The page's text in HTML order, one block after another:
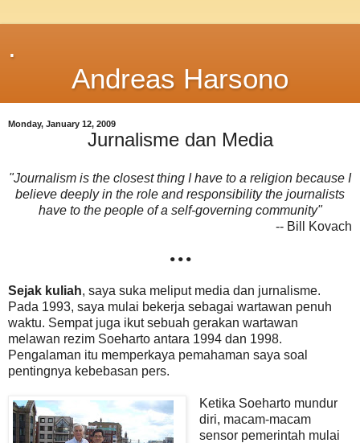
.
Andreas Harsono
Monday, January 12, 2009
Jurnalisme dan Media
"Journalism is the closest thing I have to a religion because I
believe deeply in the role and responsibility the journalists
have to the people of a self-governing community"
-- Bill Kovach
• • •
Sejak kuliah, saya suka meliput media dan jurnalisme.
Pada 1993, saya mulai bekerja sebagai wartawan penuh
waktu. Sempat juga ikut sebuah gerakan wartawan
melawan rezim Soeharto antara 1994 dan 1998.
Pengalaman itu memperkaya pemahaman saya soal
pentingnya kebebasan pers.
Ketika Soeharto mundur
diri, macam-macam
sensor pemerintah mulai